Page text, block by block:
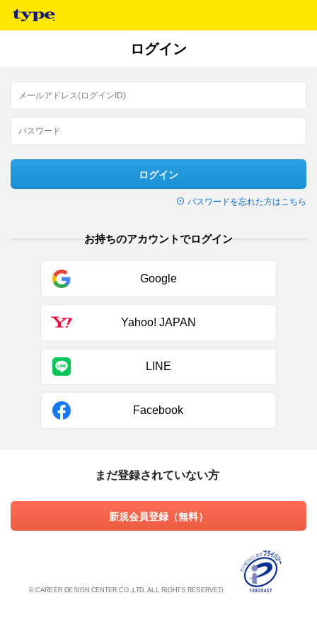
ログイン
ログイン
パスワードを忘れた方はこちら
お持ちのアカウントでログイン
Google
Yahoo! JAPAN
LINE
Facebook
まだ登録されていない方
新規会員登録（無料）
© CAREER DESIGN CENTER CO.,LTD. ALL RIGHTS RESERVED